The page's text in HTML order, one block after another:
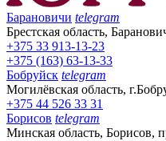
Барановичи telegram
Брестская область,
+375 33 913-13-23
+375 (163) 63-13-33
Бобруйск telegram
Могилёвская область,
+375 44 526 33 31
Борисов telegram
Минская область, Борисов,